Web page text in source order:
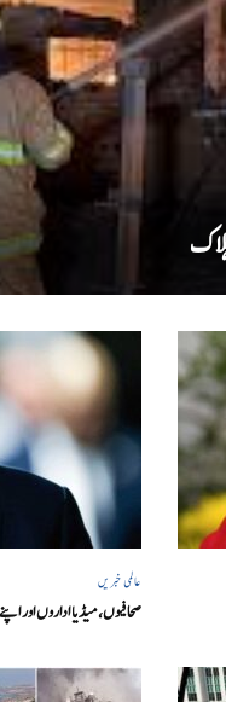
عالمی خبریں
صحافیوں، میڈیا اداروں اور